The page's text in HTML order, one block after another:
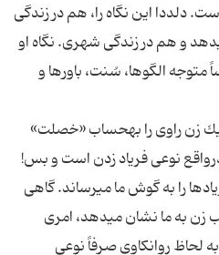
دلددا این نگاه را، هم در زندگى
و هم در زندگى شهرى. نگاه او
متوجه الگوها، سُنت، باورها و
زن راوى را به‏حساب «خصلت»
نوعى فریاد زدن است و بس!
را به گوش ما مى‏رساند. گاهى
زن به ما نشان مى‏دهد، امرى
لحاظ روانكاوى صرفاً نوعى